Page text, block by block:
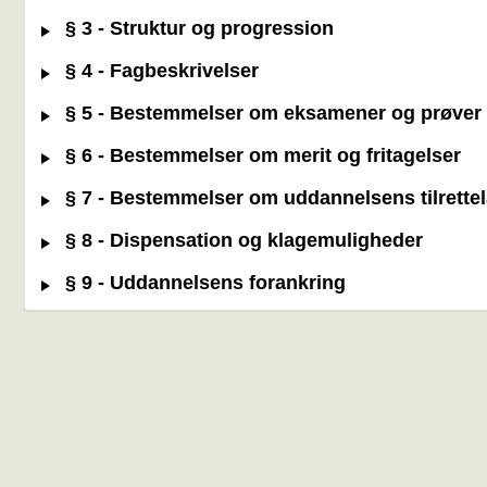
§ 3 - Struktur og progression
§ 4 - Fagbeskrivelser
§ 5 - Bestemmelser om eksamener og prøver
§ 6 - Bestemmelser om merit og fritagelser
§ 7 - Bestemmelser om uddannelsens
§ 8 - Dispensation og klagemuligheder
§ 9 - Uddannelsens forankring